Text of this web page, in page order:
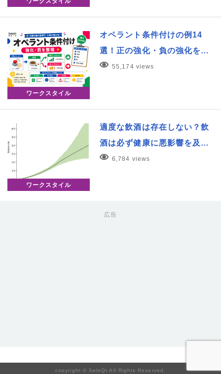
ワークスタイル
オペラント条件付けの例14
選！正の強化・負の強化を…
55,174 views
ワークスタイル
適度な飲酒は存在しない？飲
酒は必ず健康に悪影響を及…
6,784 views
広告
copyright © SeleQt All Rights Reserved.